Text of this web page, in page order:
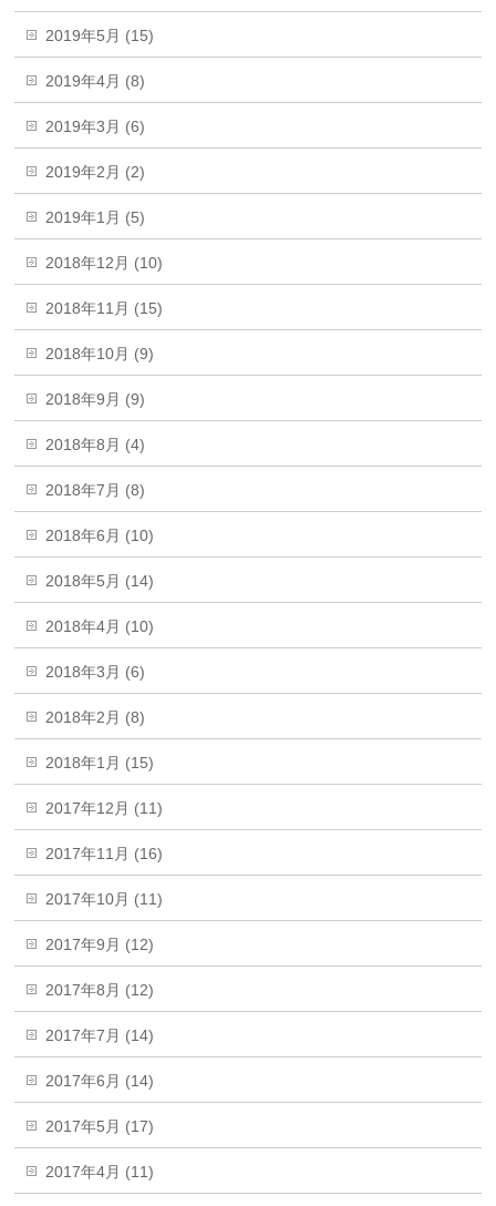
2019年5月 (15)
2019年4月 (8)
2019年3月 (6)
2019年2月 (2)
2019年1月 (5)
2018年12月 (10)
2018年11月 (15)
2018年10月 (9)
2018年9月 (9)
2018年8月 (4)
2018年7月 (8)
2018年6月 (10)
2018年5月 (14)
2018年4月 (10)
2018年3月 (6)
2018年2月 (8)
2018年1月 (15)
2017年12月 (11)
2017年11月 (16)
2017年10月 (11)
2017年9月 (12)
2017年8月 (12)
2017年7月 (14)
2017年6月 (14)
2017年5月 (17)
2017年4月 (11)